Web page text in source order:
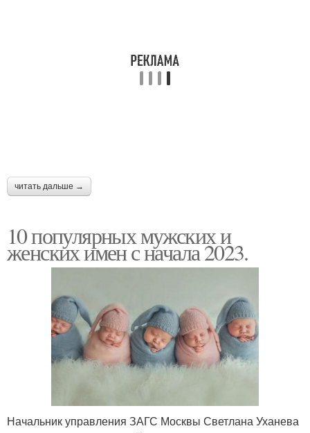
Имена в мире
Редкое имя Имя на судьбу
Исламские имена Календарь для девочек
читать дальше →
10 популярных мужских и
женских имен с начала 2023.
Начальник управления ЗАГС Москвы Светлана Уханева